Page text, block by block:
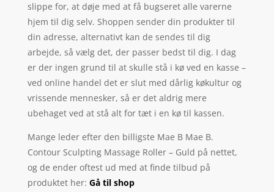
slippe for, at døje med at få bugseret alle varerne
hjem til dig selv. Shoppen sender din produkter til
din adresse, alternativt kan de sendes til dig
arbejde, så vælg det, der passer bedst til dig. I dag
er der ingen grund til at skulle stå i kø ved en kasse –
ved online handel det er slut med dårlig køkultur og
vrissende mennesker, så er det aldrig mere
ubehaget ved at stå alt for tæt i en kø til kassen.
Mange leder efter den billigste Mae B Mae B.
Contour Sculpting Massage Roller – Guld på nettet,
og de ender oftest ud med at finde tilbud på
produktet her: Gå til shop